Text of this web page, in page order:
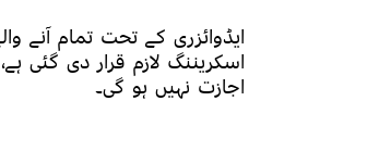
ایڈوائزری کے تحت تمام آنے
اسکریننگ لازم قرار دی گئی
اجازت نہیں ہو گی۔